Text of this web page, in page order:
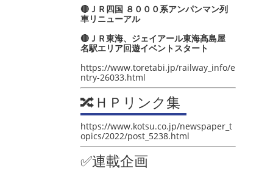
🔴ＪＲ四国 ８０００系アンパンマン列
車リニューアル
🔴ＪＲ東海、ジェイアール東海髙島屋
名駅エリア回遊イベントスタート
https://www.toretabi.jp/railway_info/e
ntry-26033.html
🔀ＨＰリンク集
https://www.kotsu.co.jp/newspaper_t
opics/2022/post_5238.html
✅連載企画